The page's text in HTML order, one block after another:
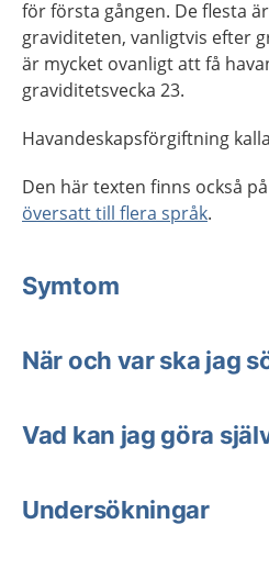
för första gången. De flesta
graviditeten, vanligtvis efter
är mycket ovanligt att få
graviditetsvecka 23.
Havandeskapsförgiftning
Den här texten finns också på
översatt till flera språk.
Symtom
När och var ska jag
Vad kan jag göra
Undersökningar